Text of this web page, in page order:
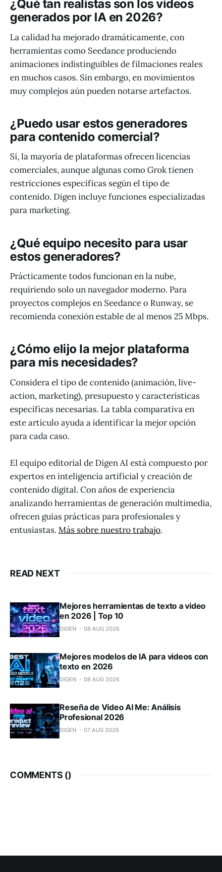
¿Qué tan realistas son los videos
generados por IA en 2026?
La calidad ha mejorado dramáticamente, con
herramientas como Seedance produciendo
animaciones indistinguibles de filmaciones reales
en muchos casos. Sin embargo, en movimientos
muy complejos aún pueden notarse artefactos.
¿Puedo usar estos generadores
para contenido comercial?
Sí, la mayoría de plataformas ofrecen licencias
comerciales, aunque algunas como Grok tienen
restricciones específicas según el tipo de
contenido. Digen incluye funciones especializadas
para marketing.
¿Qué equipo necesito para usar
estos generadores?
Prácticamente todos funcionan en la nube,
requiriendo solo un navegador moderno. Para
proyectos complejos en Seedance o Runway, se
recomienda conexión estable de al menos 25 Mbps.
¿Cómo elijo la mejor plataforma
para mis necesidades?
Considera el tipo de contenido (animación, live-
action, marketing), presupuesto y características
específicas necesarias. La tabla comparativa en
este artículo ayuda a identificar la mejor opción
para cada caso.
El equipo editorial de Digen AI está compuesto por
expertos en inteligencia artificial y creación de
contenido digital. Con años de experiencia
analizando herramientas de generación multimedia,
ofrecen guías prácticas para profesionales y
entusiastas. Más sobre nuestro trabajo.
READ NEXT
Mejores herramientas de texto a video
en 2026 | Top 10
DIGEN 08 AUG 2026
Mejores modelos de IA para videos con
texto en 2026
DIGEN 08 AUG 2026
Reseña de Video AI Me: Análisis
Profesional 2026
DIGEN 07 AUG 2026
COMMENTS ()